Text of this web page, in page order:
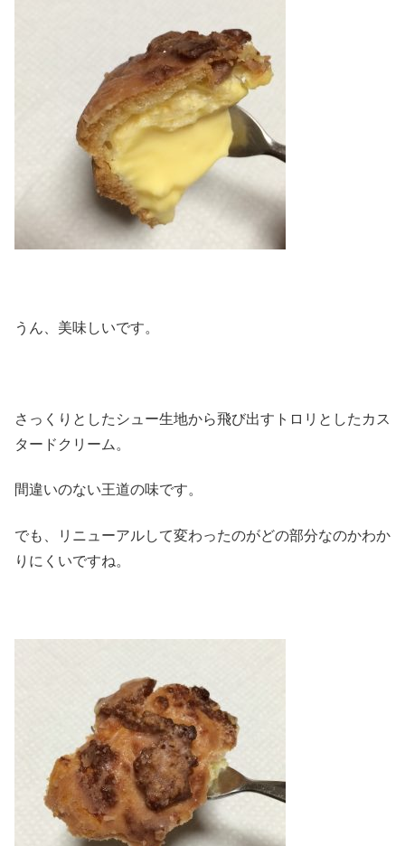
うん、美味しいです。
さっくりとしたシュー生地から飛び出すトロリとしたカス
タードクリーム。
間違いのない王道の味です。
でも、リニューアルして変わったのがどの部分なのかわか
りにくいですね。